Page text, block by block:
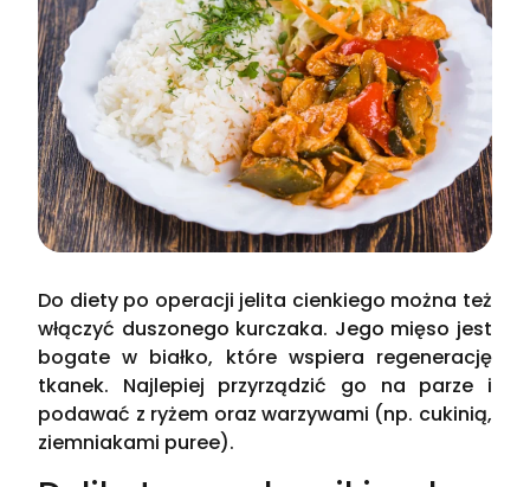
Do diety po operacji jelita cienkiego można też
włączyć duszonego kurczaka. Jego mięso jest
bogate w białko, które wspiera regenerację
tkanek. Najlepiej przyrządzić go na parze i
podawać z ryżem oraz warzywami (np. cukinią,
ziemniakami puree).